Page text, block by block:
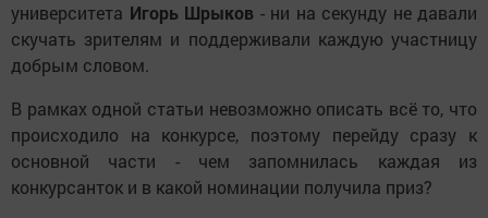
университета Игорь Шрыков - ни на секунду не давали
скучать зрителям и поддерживали каждую участницу
добрым словом.
В рамках одной статьи невозможно описать всё то, что
происходило на конкурсе, поэтому перейду сразу к
основной части - чем запомнилась каждая из
конкурсанток и в какой номинации получила приз?